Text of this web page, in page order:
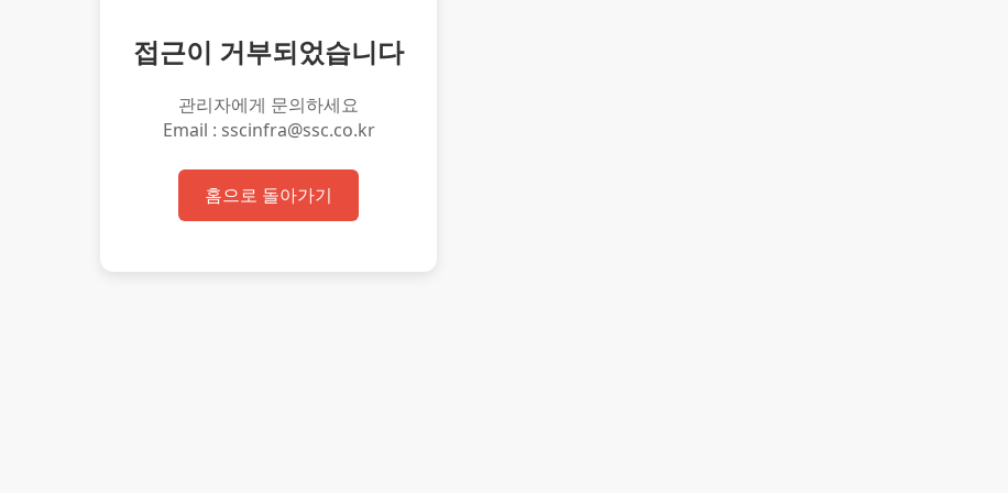
접근이 거부되었습니다
관리자에게 문의하세요
Email : sscinfra@ssc.co.kr
홈으로 돌아가기